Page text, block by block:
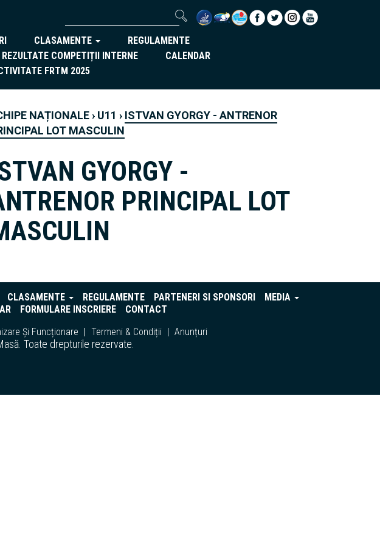
CLASAMENTE
REGULAMENTE
REZULTATE COMPETIȚII INTERNE
CALENDAR
FRTM 2025
NAȚIONALE › U11 › ISTVAN GYORGY - ANTRENOR
LOT MASCULIN
GYORGY -
PRINCIPAL LOT
CLASAMENTE REGULAMENTE PARTENERI SI SPONSORI
MEDIA
FORMULARE INSCRIERE
CONTACT
Și Funcționare Termeni & Condiții Anunțuri
Toate drepturile rezervate.